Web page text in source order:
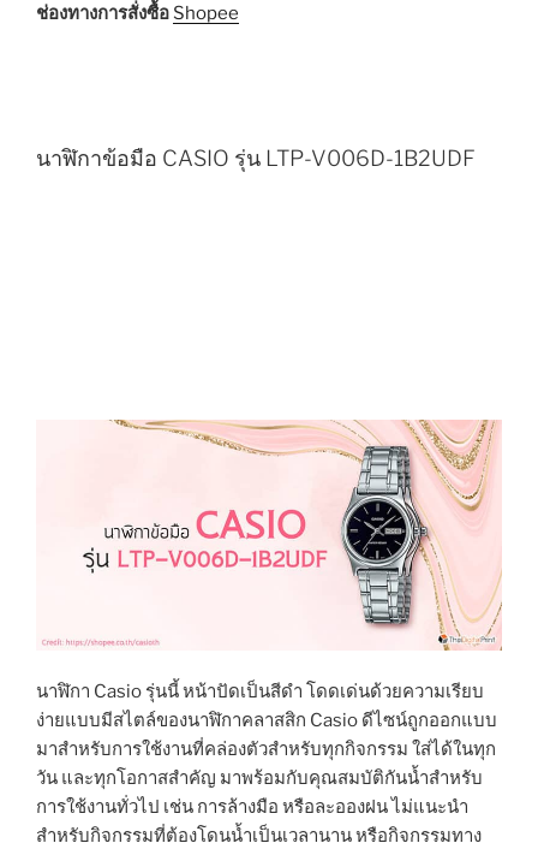
ช่องทางการสั่งซื้อ Shopee
นาฬิกาข้อมือ CASIO รุ่น LTP-V006D-1B2UDF
นาฬิกา Casio รุ่นนี้ หน้าปัดเป็นสีดำ โดดเด่นด้วยความเรียบ
ง่ายแบบมีสไตล์ของนาฬิกาคลาสสิก Casio ดีไซน์ถูกออกแบบ
มาสำหรับการใช้งานที่คล่องตัวสำหรับทุกกิจกรรม ใส่ได้ในทุก
วัน และทุกโอกาสสำคัญ มาพร้อมกับคุณสมบัติกันน้ำสำหรับ
การใช้งานทั่วไป เช่น การล้างมือ หรือละอองฝน ไม่แนะนำ
สำหรับกิจกรรมที่ต้องโดนน้ำเป็นเวลานาน หรือกิจกรรมทาง